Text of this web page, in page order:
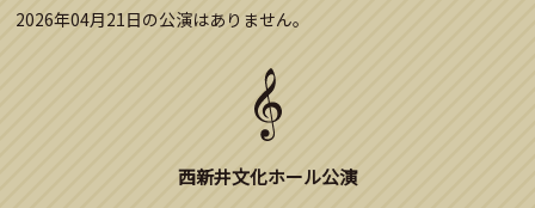
2026年04月21日の公演はありません。
西新井文化ホール公演